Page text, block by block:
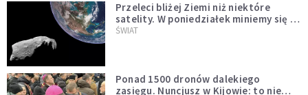
Przeleci bliżej Ziemi niż niektóre
satelity. W poniedziałek miniemy się z
asteroidą, która poprzedzi znacznie
ŚWIAT
Ponad 1500 dronów dalekiego
zasięgu. Nuncjusz w Kijowie: to nie